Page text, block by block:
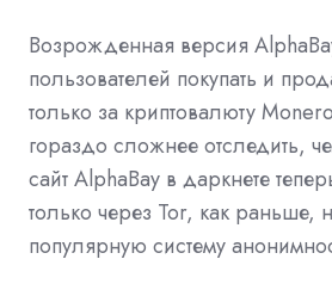
Возрожденная версия
пользователей покупать и
только за криптовалюту
гораздо сложнее отследить,
сайт AlphaBay в даркнете
только через Tor, как раньше,
популярную систему